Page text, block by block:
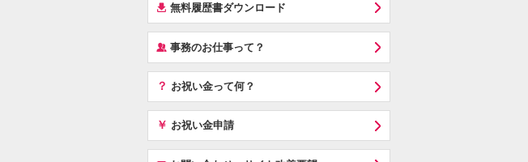
í 無料履歴書ダウンロード
‰ 事務のお仕事って？
？ お祝い金って何？
￥ お祝い金申請